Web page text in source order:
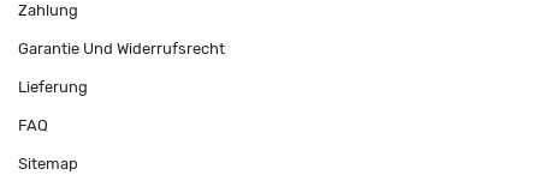
Zahlung
Garantie Und Widerrufsrecht
Lieferung
FAQ
Sitemap